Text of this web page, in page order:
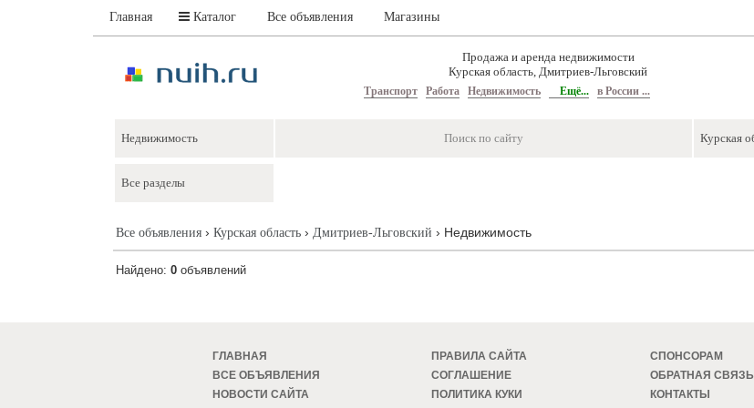
Главная Каталог Все объявления Магазины
Продажа и аренда недвижимости
Курская область, Дмитриев-Льговский
Транспорт Работа Недвижимость Ещё... в России ...
Все объявления › Курская область › Дмитриев-Льговский › Недвижимость
Найдено: 0 объявлений
ГЛАВНАЯ
ВСЕ ОБЪЯВЛЕНИЯ
НОВОСТИ САЙТА
ПРАВИЛА САЙТА
СОГЛАШЕНИЕ
ПОЛИТИКА КУКИ
СПОНСОРАМ
ОБРАТНАЯ СВЯЗЬ
КОНТАКТЫ